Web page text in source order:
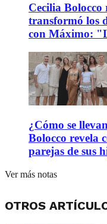
Cecilia Bolocco
transformó los
con Máximo:
¿Cómo se
Bolocco revela
parejas de sus
Ver más notas
OTROS